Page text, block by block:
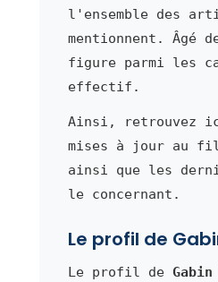
l'ensemble des
mentionnent. Âgé
figure parmi les
effectif.
Ainsi, retrouvez
mises à jour au
ainsi que les
le concernant.
Le profil de
Le profil de